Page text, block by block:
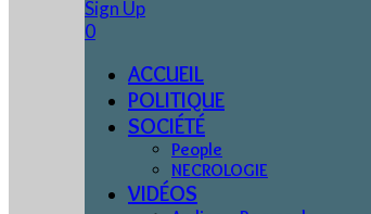
Sign Up
0
ACCUEIL
POLITIQUE
SOCIÉTÉ
People
NECROLOGIE
VIDÉOS